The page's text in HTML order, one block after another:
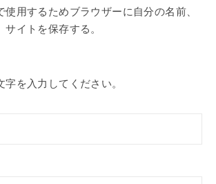
用するためブラウザーに自分の名前、
イトを保存する。
を入力してください。